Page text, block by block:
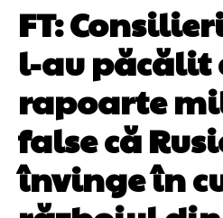
FT:
l-au păcălit
rapoarte
false că
învinge în